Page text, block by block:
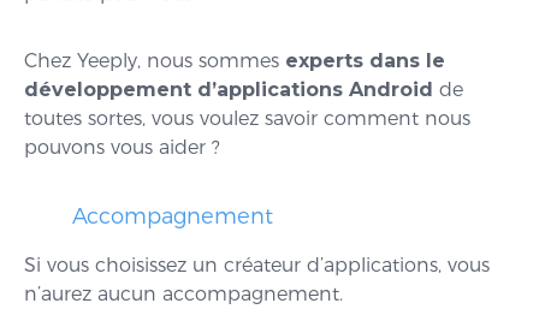
Chez Yeeply, nous sommes experts dans le
développement d’applications Android de
toutes sortes, vous voulez savoir comment nous
pouvons vous aider ?
Accompagnement
Si vous choisissez un créateur d’applications, vous
n’aurez aucun accompagnement.